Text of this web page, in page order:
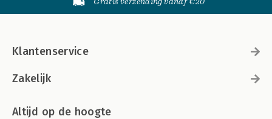
Klantenservice
Zakelijk
Altijd op de hoogte